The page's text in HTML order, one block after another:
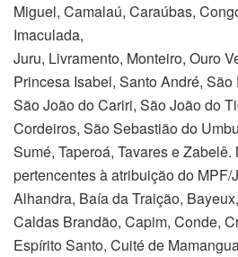
Miguel, Camalaú, Caraúbas,
Imaculada,
Juru, Livramento, Monteiro, Ouro
Princesa Isabel, Santo André,
São João do Cariri, São João do
Cordeiros, São Sebastião do
Sumé, Taperoá, Tavares e
pertencentes à atribuição do MPF/
Alhandra, Baía da Traição,
Caldas Brandão, Capim, Conde,
Espírito Santo, Cuité de